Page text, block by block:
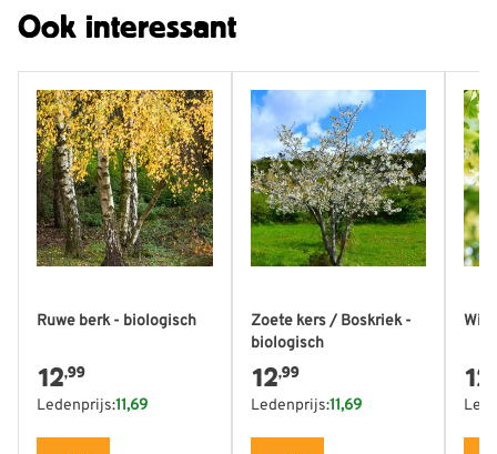
Ook interessant
Ruwe berk - biologisch
12,99
Ledenprijs:11,69
Zoete kers / Boskriek -
biologisch
12,99
Ledenprijs:11,69
12